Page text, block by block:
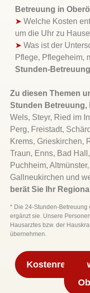
Betreuung in
➤ Welche Kosten
um die Uhr zu
➤ Was ist der
Pflege, Pflegeheim,
Stunden-Betreuung
Zu diesen Themen
Stunden Betreuung,
Wels, Steyr, Ried im
Perg, Freistadt,
Krems, Grieskirchen,
Traun, Enns, Bad
Puchheim,
Gallneukirchen und
berät Sie Ihr
* Die 24-Stunden-Betreuung
ergänzt sie. Unsere
Hausarztes bzw. der
übernehmen.
Kostenrechner